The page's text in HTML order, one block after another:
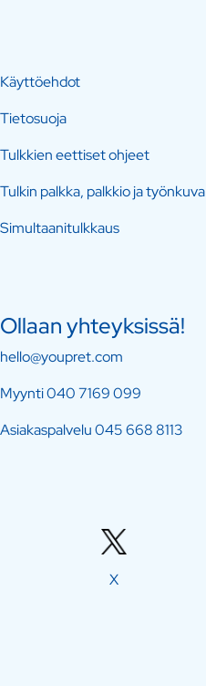
Käyttöehdot
Tietosuoja
Tulkkien eettiset ohjeet
Tulkin palkka, palkkio ja työnkuva
Simultaanitulkkaus
Ollaan yhteyksissä!
hello@youpret.com
Myynti040 7169 099
Asiakaspalvelu045 668 8113
X